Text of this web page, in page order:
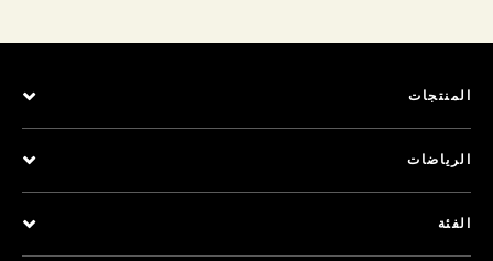
المنتجات
الرياضات
الفئة